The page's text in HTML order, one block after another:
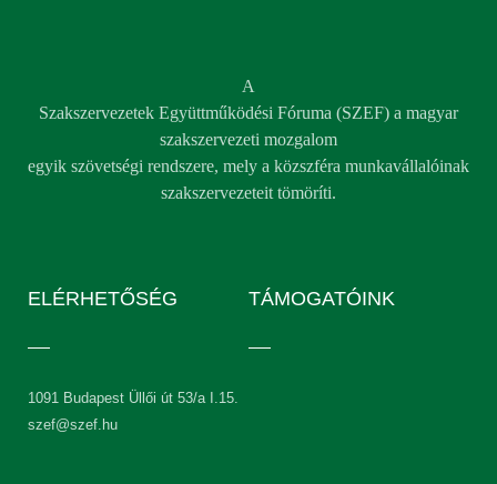
A
Szakszervezetek Együttműködési Fóruma (SZEF) a magyar
szakszervezeti mozgalom
egyik szövetségi rendszere, mely a közszféra munkavállalóinak
szakszervezeteit tömöríti.
ELÉRHETŐSÉG
1091 Budapest Üllői út 53/a I.15.
szef@szef.hu
TÁMOGATÓINK